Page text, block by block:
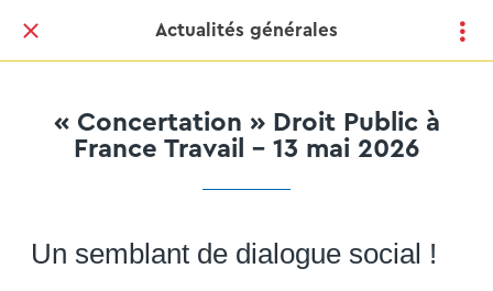
Actualités générales
« Concertation » Droit Public à
France Travail - 13 mai 2026
Un semblant de dialogue social !